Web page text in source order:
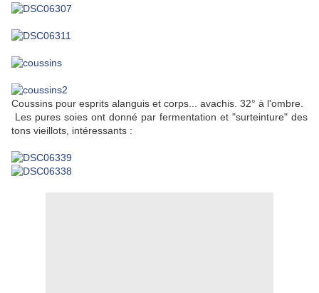
Coussins pour esprits alanguis et corps... avachis. 32° à l'ombre.
Les pures soies ont donné par fermentation et "surteinture" des
tons vieillots, intéressants :